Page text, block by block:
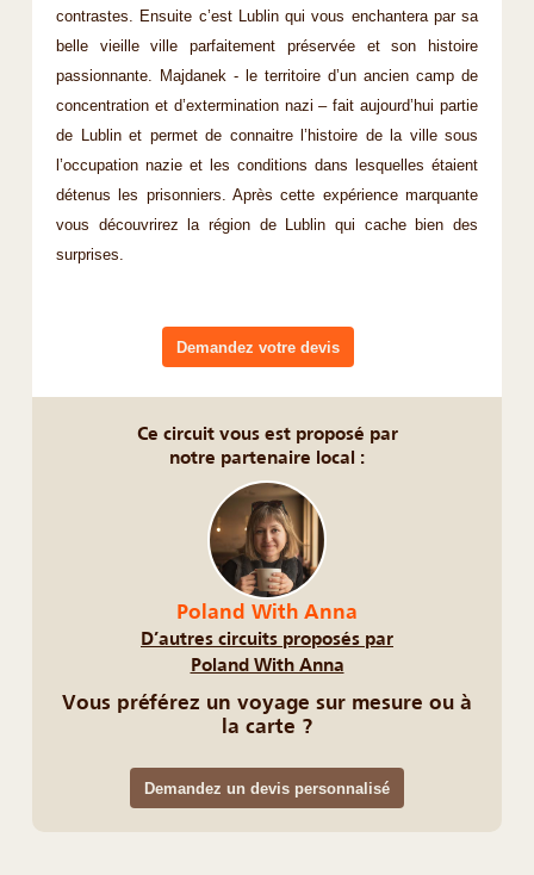
contrastes. Ensuite c’est Lublin qui vous enchantera par sa
belle vieille ville parfaitement préservée et son histoire
passionnante. Majdanek - le territoire d’un ancien camp de
concentration et d’extermination nazi – fait aujourd’hui partie
de Lublin et permet de connaitre l’histoire de la ville sous
l’occupation nazie et les conditions dans lesquelles étaient
détenus les prisonniers. Après cette expérience marquante
vous découvrirez la région de Lublin qui cache bien des
surprises.
Demandez votre devis
Ce circuit vous est proposé par
notre partenaire local :
Poland With Anna
D’autres circuits proposés par
Poland With Anna
Vous préférez un voyage sur mesure ou à
la carte ?
Demandez un devis personnalisé